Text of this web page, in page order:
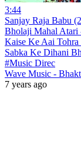
3:44
Sanjay Raja Babu
Bholaji Mahal Atari
Kaise Ke Aai Tohra
Sabka Ke Dihani
#Music Direc
Wave Music -
7 years ago